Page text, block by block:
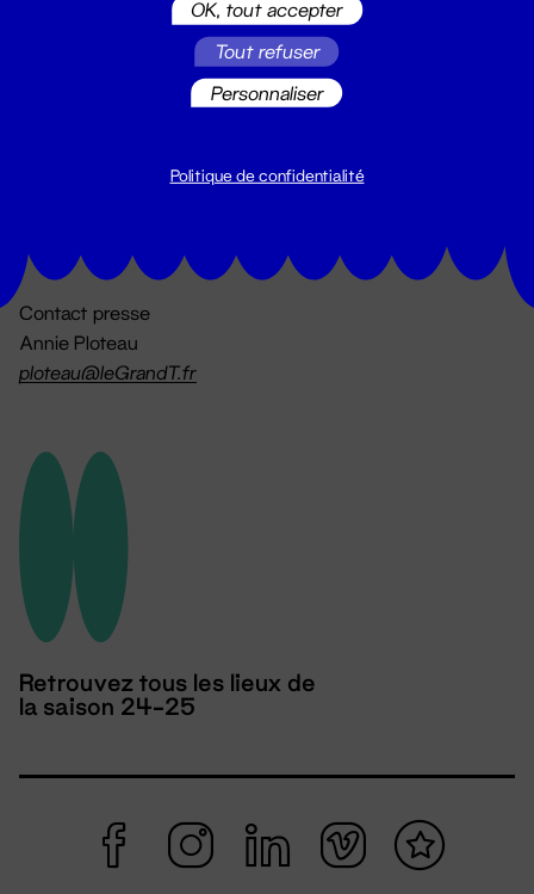
billetterie@leGrandT.fr
Contact presse
Annie Ploteau
ploteau@leGrandT.fr
Retrouvez tous les lieux de
la saison 24-25
OK, tout accepter
Tout refuser
Personnaliser
Politique de confidentialité